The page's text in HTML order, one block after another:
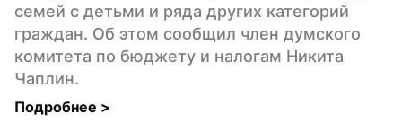
семей с детьми и ряда других категорий
граждан. Об этом сообщил член думского
комитета по бюджету и налогам Никита
Чаплин.
Подробнее >